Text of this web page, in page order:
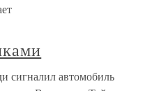
сигналил автомобиль